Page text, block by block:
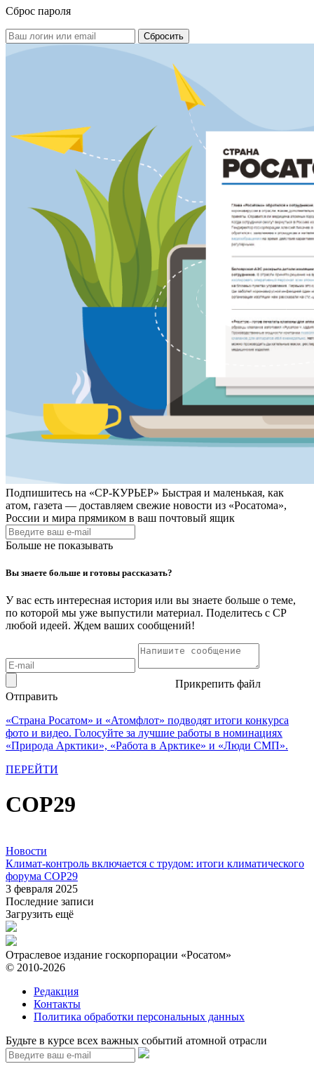
Сброс пароля
Подпишитесь на «СР-КУРЬЕР» Быстрая и маленькая, как
атом, газета — доставляем свежие новости из «Росатома»,
России и мира прямиком в ваш почтовый ящик
Больше не показывать
Вы знаете больше и готовы рассказать?
У вас есть интересная история или вы знаете больше о теме,
по которой мы уже выпустили материал. Поделитесь с СР
любой идеей. Ждем ваших сообщений!
Прикрепить файл
Отправить
«Страна Росатом» и «Атомфлот» подводят итоги конкурса
фото и видео. Голосуйте за лучшие работы в номинациях
«Природа Арктики», «Работа в Арктике» и «Люди СМП».
ПЕРЕЙТИ
COP29
Новости
Климат-контроль включается с трудом: итоги климатического
форума СОР29
3 февраля 2025
Последние записи
Загрузить ещё
Отраслевое издание госкорпорации «Росатом»
© 2010-2026
Редакция
Контакты
Политика обработки персональных данных
Будьте в курсе всех важных событий атомной отрасли